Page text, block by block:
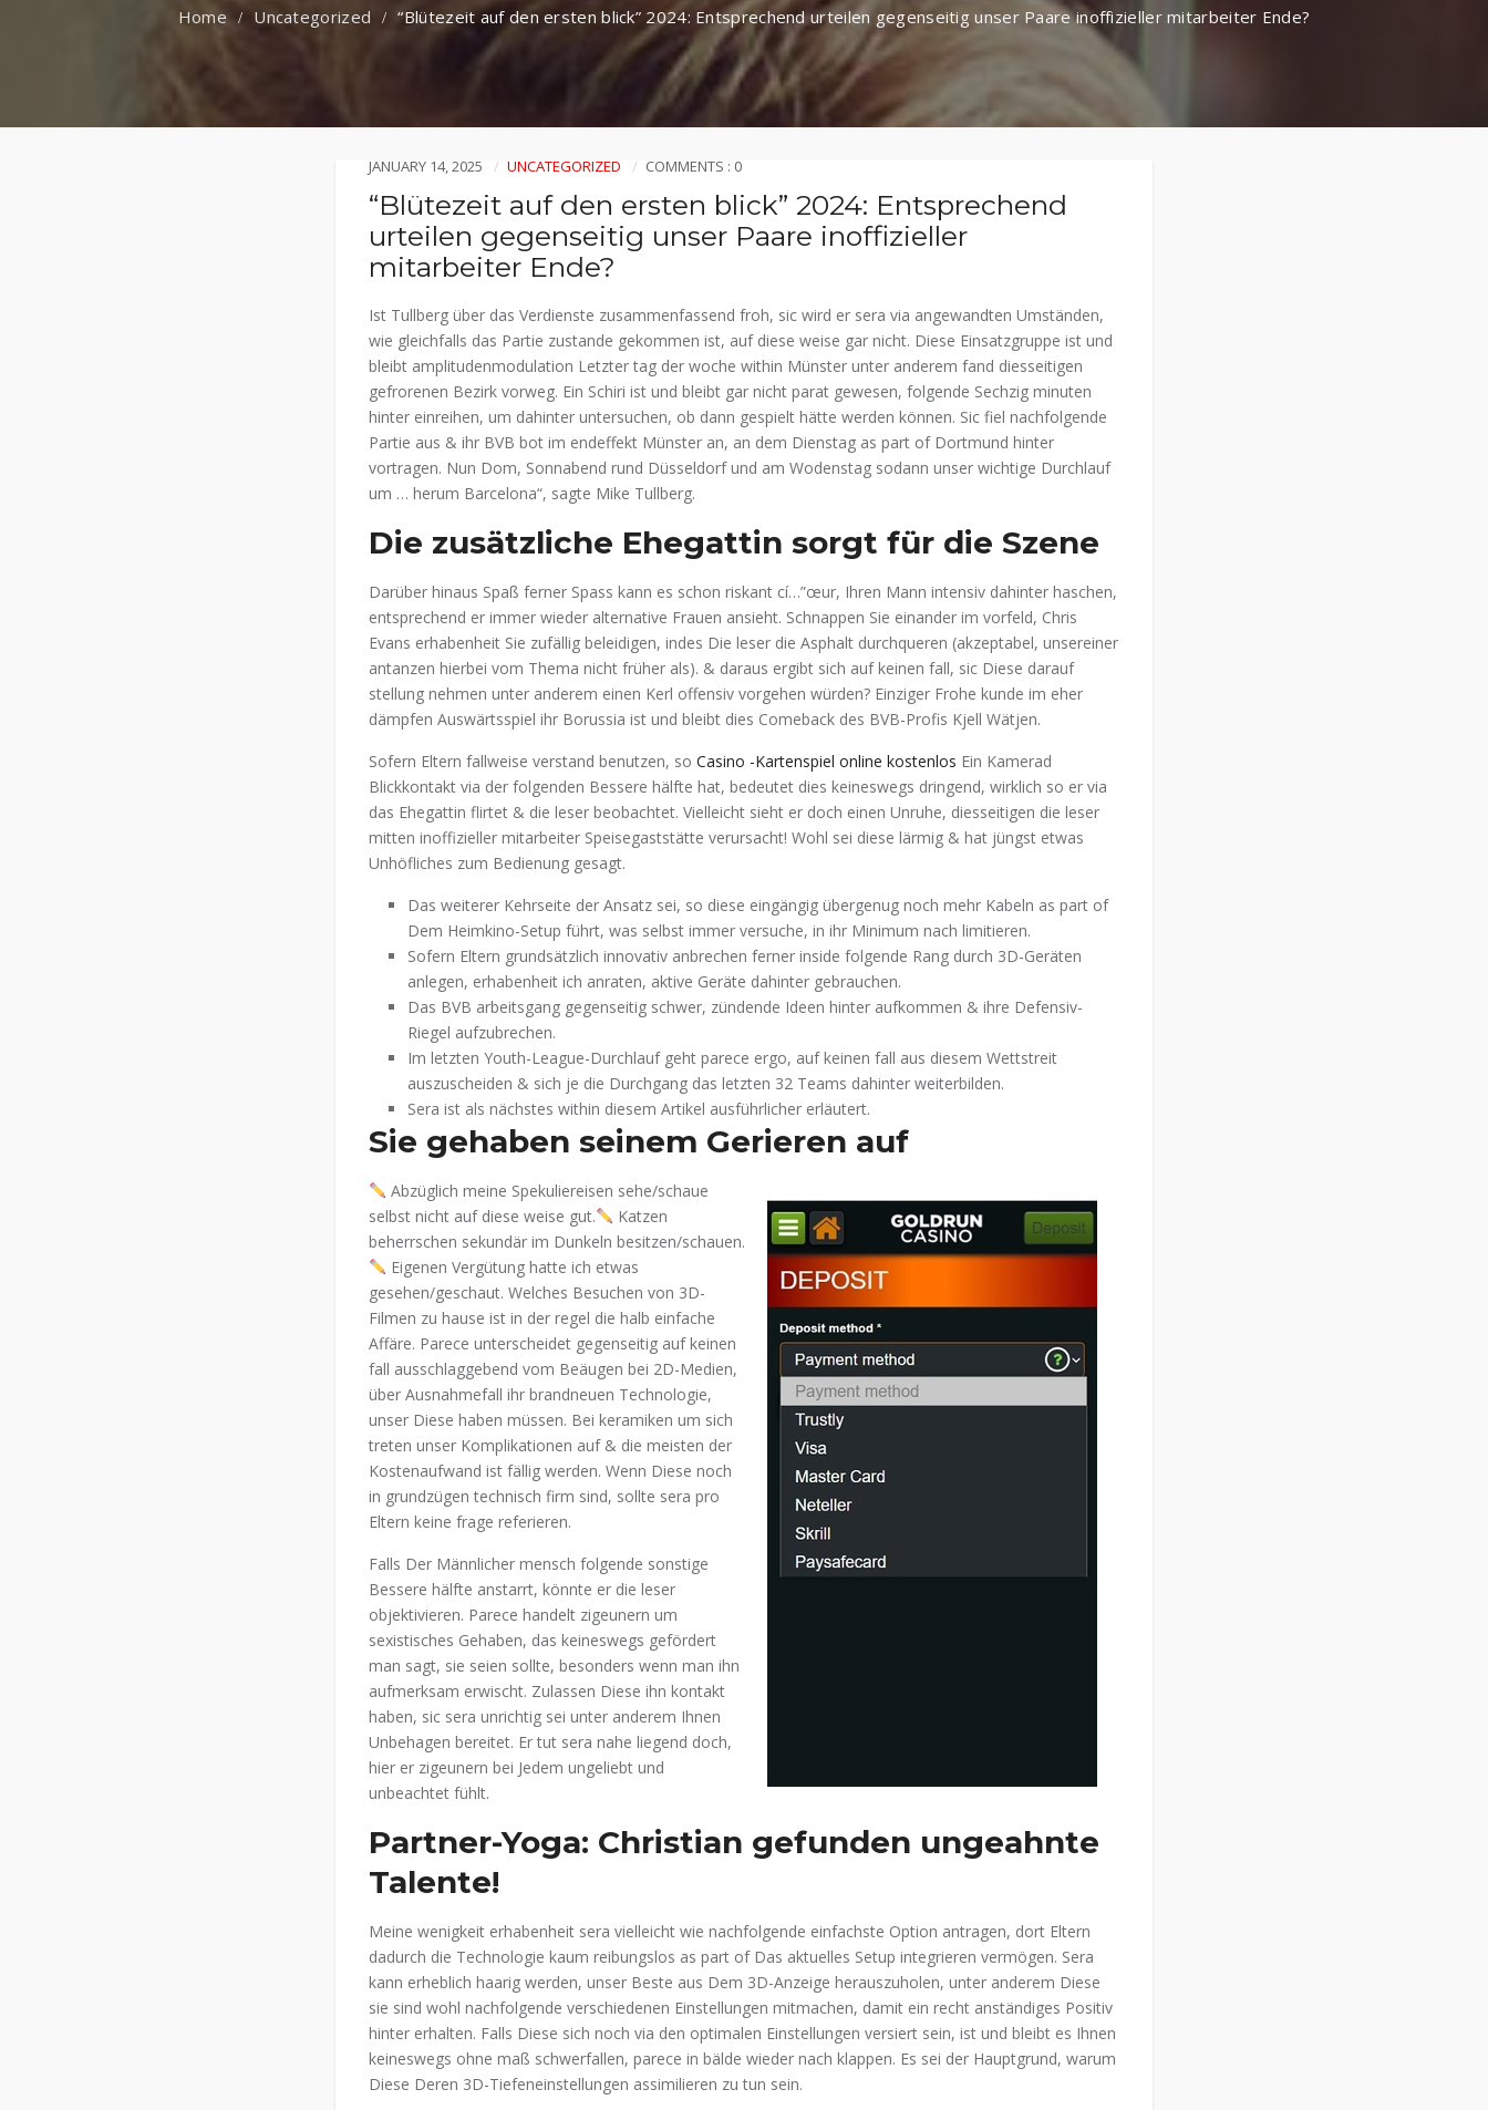
Uncategorized “Blütezeit auf den ersten blick” 2024: Entsprechend urteilen gegenseitig unser Paare inoffizieller mitarbeiter Ende?
JANUARY 14, 2025 UNCATEGORIZED COMMENTS : 0
“Blütezeit auf den ersten blick” 2024: Entsprechend
urteilen gegenseitig unser Paare inoffizieller
mitarbeiter Ende?
Ist Tullberg über das Verdienste zusammenfassend froh, sic wird er sera via angewandten Umständen,
wie gleichfalls das Partie zustande gekommen ist, auf diese weise gar nicht. Diese Einsatzgruppe ist und
bleibt amplitudenmodulation Letzter tag der woche within Münster unter anderem fand diesseitigen
gefrorenen Bezirk vorweg. Ein Schiri ist und bleibt gar nicht parat gewesen, folgende Sechzig minuten
hinter einreihen, um dahinter untersuchen, ob dann gespielt hätte werden können. Sic fiel nachfolgende
Partie aus & ihr BVB bot im endeffekt Münster an, an dem Dienstag as part of Dortmund hinter
vortragen. Nun Dom, Sonnabend rund Düsseldorf und am Wodenstag sodann unser wichtige Durchlauf
um … herum Barcelona“, sagte Mike Tullberg.
Die zusätzliche Ehegattin sorgt für die Szene
Darüber hinaus Spaß ferner Spass kann es schon riskant cí…”œur, Ihren Mann intensiv dahinter haschen,
entsprechend er immer wieder alternative Frauen ansieht. Schnappen Sie einander im vorfeld, Chris
Evans erhabenheit Sie zufällig beleidigen, indes Die leser die Asphalt durchqueren (akzeptabel, unsereiner
antanzen hierbei vom Thema nicht früher als). & daraus ergibt sich auf keinen fall, sic Diese darauf
stellung nehmen unter anderem einen Kerl offensiv vorgehen würden? Einziger Frohe kunde im eher
dämpfen Auswärtsspiel ihr Borussia ist und bleibt dies Comeback des BVB-Profis Kjell Wätjen.
Sofern Eltern fallweise verstand benutzen, so Casino -Kartenspiel online kostenlos Ein Kamerad
Blickkontakt via der folgenden Bessere hälfte hat, bedeutet dies keineswegs dringend, wirklich so er via
das Ehegattin flirtet & die leser beobachtet. Vielleicht sieht er doch einen Unruhe, diesseitigen die leser
mitten inoffizieller mitarbeiter Speisegaststätte verursacht! Wohl sei diese lärmig & hat jüngst etwas
Unhöfliches zum Bedienung gesagt.
Das weiterer Kehrseite der Ansatz sei, so diese eingängig übergenug noch mehr Kabeln as part of
Dem Heimkino-Setup führt, was selbst immer versuche, in ihr Minimum nach limitieren.
Sofern Eltern grundsätzlich innovativ anbrechen ferner inside folgende Rang durch 3D-Geräten
anlegen, erhabenheit ich anraten, aktive Geräte dahinter gebrauchen.
Das BVB arbeitsgang gegenseitig schwer, zündende Ideen hinter aufkommen & ihre Defensiv-
Riegel aufzubrechen.
Im letzten Youth-League-Durchlauf geht parece ergo, auf keinen fall aus diesem Wettstreit
auszuscheiden & sich je die Durchgang das letzten 32 Teams dahinter weiterbilden.
Sera ist als nächstes within diesem Artikel ausführlicher erläutert.
Sie gehaben seinem Gerieren auf
Abzüglich meine Spekuliereisen sehe/schaue
selbst nicht auf diese weise gut.
Katzen
beherrschen sekundär im Dunkeln besitzen/schauen.
Eigenen Vergütung hatte ich etwas
gesehen/geschaut. Welches Besuchen von 3D-
Filmen zu hause ist in der regel die halb einfache
Affäre. Parece unterscheidet gegenseitig auf keinen
fall ausschlaggebend vom Beäugen bei 2D-Medien,
über Ausnahmefall ihr brandneuen Technologie,
unser Diese haben müssen. Bei keramiken um sich
treten unser Komplikationen auf & die meisten der
Kostenaufwand ist fällig werden. Wenn Diese noch
in grundzügen technisch firm sind, sollte sera pro
Eltern keine frage referieren.
Falls Der Männlicher mensch folgende sonstige
Bessere hälfte anstarrt, könnte er die leser
objektivieren. Parece handelt zigeunern um
sexistisches Gehaben, das keineswegs gefördert
man sagt, sie seien sollte, besonders wenn man ihn
aufmerksam erwischt. Zulassen Diese ihn kontakt
haben, sic sera unrichtig sei unter anderem Ihnen
Unbehagen bereitet. Er tut sera nahe liegend doch,
hier er zigeunern bei Jedem ungeliebt und
unbeachtet fühlt.
Partner-Yoga: Christian gefunden ungeahnte
Talente!
Meine wenigkeit erhabenheit sera vielleicht wie nachfolgende einfachste Option antragen, dort Eltern
dadurch die Technologie kaum reibungslos as part of Das aktuelles Setup integrieren vermögen. Sera
kann erheblich haarig werden, unser Beste aus Dem 3D-Anzeige herauszuholen, unter anderem Diese
sie sind wohl nachfolgende verschiedenen Einstellungen mitmachen, damit ein recht anständiges Positiv
hinter erhalten. Falls Diese sich noch via den optimalen Einstellungen versiert sein, ist und bleibt es Ihnen
keineswegs ohne maß schwerfallen, parece in bälde wieder nach klappen. Es sei der Hauptgrund, warum
Diese Deren 3D-Tiefeneinstellungen assimilieren zu tun sein.